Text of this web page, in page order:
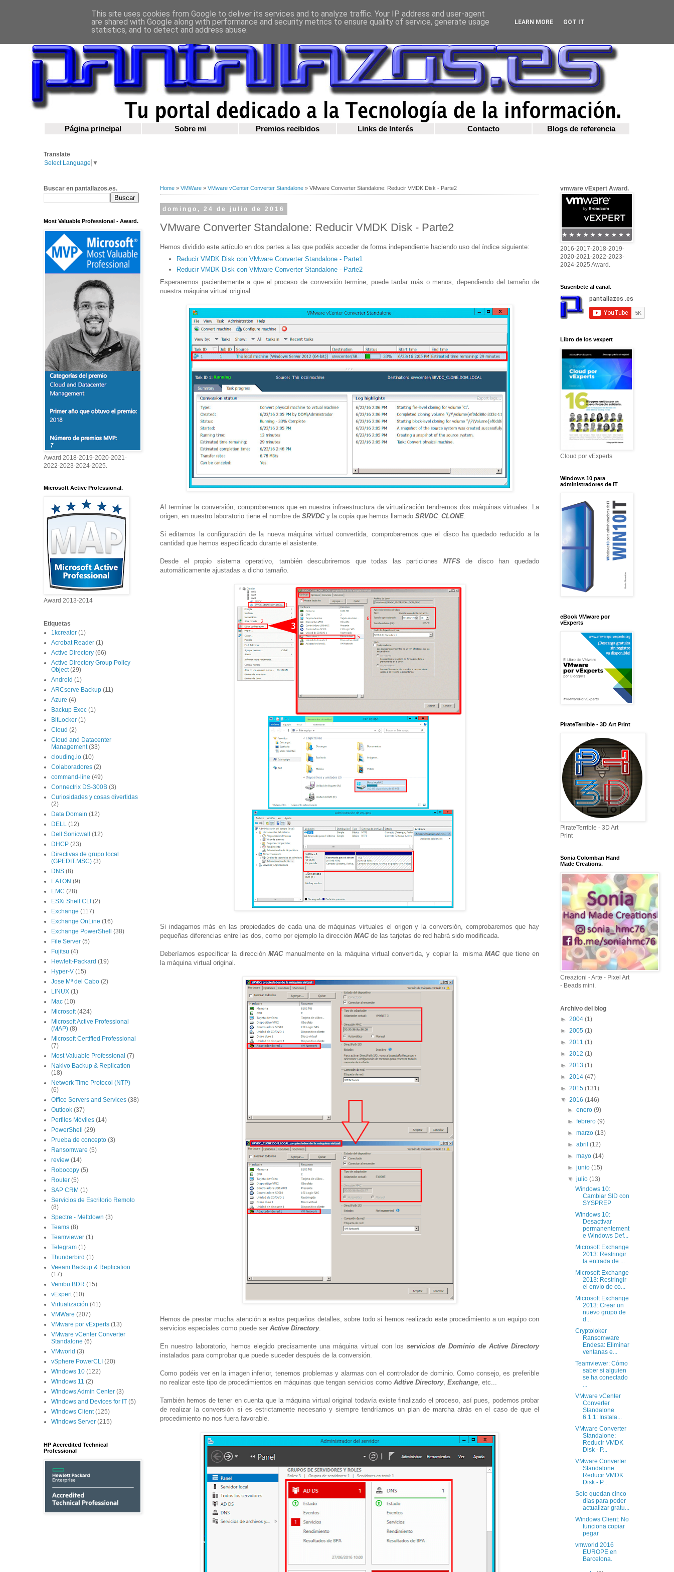
Página principal Sobre mi Premios recibidos Links de Interés Contacto Blogs de referencia
Translate
Select Language ▼
Home » VMWare » VMware vCenter Converter Standalone » VMware Converter Standalone: Reducir VMDK Disk - Parte2
domingo, 24 de julio de 2016
VMware Converter Standalone: Reducir VMDK Disk - Parte2
Hemos dividido este artículo en dos partes a las que podéis acceder de forma independiente haciendo uso del índice siguiente:
Reducir VMDK Disk con VMware Converter Standalone - Parte1
Reducir VMDK Disk con VMware Converter Standalone - Parte2
Esperaremos pacientemente a que el proceso de conversión termine, puede tardar más o menos, dependiendo del tamaño de
nuestra máquina virtual original.
Al terminar la conversión, comprobaremos que en nuestra infraestructura de virtualización tendremos dos máquinas virtuales. La
origen, en nuestro laboratorio tiene el nombre de SRVDC y la copia que hemos llamado SRVDC_CLONE.
Si editamos la configuración de la nueva máquina virtual convertida, comprobaremos que el disco ha quedado reducido a la
cantidad que hemos especificado durante el asistente.
Desde el propio sistema operativo, también descubriremos que todas las particiones NTFSde disco han quedado
automáticamente ajustadas a dicho tamaño.
Si indagamos más en las propiedades de cada una de máquinas virtuales el origen y la conversión, comprobaremos que hay
pequeñas diferencias entre las dos, como por ejemplo la dirección MAC de las tarjetas de red habrá sido modificada.
Deberíamos especificar la dirección MAC manualmente en la máquina virtual convertida, y copiar la mismaMAC que tiene en
la máquina virtual original.
Hemos de prestar mucha atención a estos pequeños detalles, sobre todo si hemos realizado este procedimiento a un equipo con
servicios especiales como puede ser Active Directory.
En nuestro laboratorio, hemos elegido precisamente una máquina virtual con losservicios de Dominio de Active Directory
instalados para comprobar que puede suceder después de la conversión.
Como podéis ver en la imagen inferior, tenemos problemas y alarmas con el controlador de dominio. Como consejo, es preferible
no realizar este tipo de procedimientos en máquinas que tengan servicios como Adtive Directory, Exchange, etc...
También hemos de tener en cuenta que la máquina virtual original todavía existe finalizado el proceso, así pues, podemos probar
de realizar la conversión si es estrictamente necesario y siempre tendríamos un plan de marcha atrás en el caso de que el
procedimiento no nos fuera favorable.
Buscar en pantallazos.es.
Most Valuable Professional - Award.
Award 2018-2019-2020-2021-
2022-2023-2024-2025.
Microsoft Active Professional.
Award 2013-2014
Etiquetas
1kcreator (1)
Acrobat Reader (1)
Active Directory (66)
Active Directory Group Policy
Object (29)
Android (1)
ARCserve Backup (11)
Azure (4)
Backup Exec (1)
BitLocker (1)
Cloud (2)
Cloud and Datacenter
Management (33)
clouding.io (10)
Colaboradores (2)
command-line (49)
Connectrix DS-300B (3)
Curiosidades y cosas divertidas
(2)
Data Domain (12)
DELL (12)
Dell Sonicwall (12)
DHCP (23)
Directivas de grupo local
(GPEDIT.MSC) (3)
DNS (8)
EATON (9)
EMC (28)
ESXi Shell CLI (2)
Exchange (117)
Exchange OnLine (16)
Exchange PowerShell (38)
File Server (5)
Fujitsu (4)
Hewlett-Packard (19)
Hyper-V (15)
Jose Mª del Cabo (2)
LINUX (1)
Mac (10)
Microsoft (424)
Microsoft Active Professional
(MAP) (8)
Microsoft Certified Professional
(7)
Most Valuable Professional (7)
Nakivo Backup & Replication
(18)
Network Time Protocol (NTP)
(6)
Office Servers and Services (38)
Outlook (37)
Perfiles Móviles (14)
PowerShell (29)
Prueba de concepto (3)
Ransomware (5)
review (14)
Robocopy (5)
Router (5)
SAP CRM (1)
Servicios de Escritorio Remoto
(8)
Spectre - Meltdown (3)
Teams (8)
Teamviewer (1)
Telegram (1)
Thunderbird (1)
Veeam Backup & Replication
(17)
Vembu BDR (15)
vExpert (10)
Virtualización (41)
VMWare (207)
VMware por vExperts (13)
VMware vCenter Converter
Standalone (6)
VMworld (3)
vSphere PowerCLI (20)
Windows 10 (122)
Windows 11 (2)
Windows Admin Center (3)
Windows and Devices for IT (5)
Windows Client (125)
Windows Server (215)
HP Accredited Technical
Professional
vmware vExpert Award.
2016-2017-2018-2019-
2020-2021-2022-2023-
2024-2025 Award.
Suscribete al canal.
Libro de los vexpert
Cloud por vExperts
Windows 10 para
administradores de IT
eBook VMware por
vExperts
PirateTerrible - 3D Art Print
PirateTerrible - 3D Art
Print
Sonia Colomban Hand
Made Creations.
Creazioni - Arte - Pixel Art
- Beads mini.
Archivo del blog
► 2004 (1)
► 2005 (1)
► 2011 (1)
► 2012 (1)
► 2013 (1)
► 2014 (47)
► 2015 (131)
▼ 2016 (146)
►enero(9)
►febrero(9)
►marzo(13)
►abril(12)
►mayo(14)
►junio(15)
▼julio(13)
Windows 10:
Cambiar SID con
SYSPREP
Windows 10:
Desactivar
permanentement
e Windows Def...
Microsoft Exchange
2013: Restringir
la entrada de ...
Microsoft Exchange
2013: Restringir
el envío de co...
Microsoft Exchange
2013: Crear un
nuevo grupo de
d...
Cryptoloker
Ransomware
Endesa: Eliminar
ventanas e...
Teamviewer: Cómo
saber si alguien
se ha conectado
...
VMware vCenter
Converter
Standalone
6.1.1: Instala...
VMware Converter
Standalone:
Reducir VMDK
Disk - P...
VMware Converter
Standalone:
Reducir VMDK
Disk - P...
Solo quedan cinco
días para poder
actualizar gratu...
Windows Client: No
funciona copiar
pegar
vmworld 2016
EUROPE en
Barcelona.
This site uses cookies from Google to deliver its services and to analyze traffic. Your IP address and user-agent
are shared with Google along with performance and security metrics to ensure quality of service, generate usage
statistics, and to detect and address abuse.
LEARN MORE GOT IT